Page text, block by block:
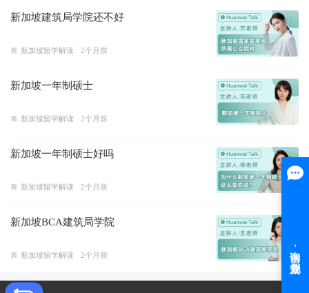
新加坡建筑局学院还不好
新加坡留学解读 2个月前
新加坡一年制硕士
新加坡留学解读 2个月前
新加坡一年制硕士好吗
新加坡留学解读 2个月前
新加坡BCA建筑局学院
新加坡留学解读 2个月前